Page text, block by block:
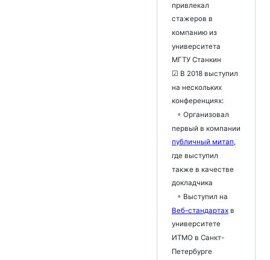
привлекал
стажеров в
компанию из
университета
МГТУ Станкин
☑ В 2018 выступил
на нескольких
конференциях:
◦ Организовал
первый в компании
публичный митап,
где выступил
также в качестве
докладчика
◦ Выступил на
Веб-стандартах в
университете
ИТМО в Санкт-
Петербурге